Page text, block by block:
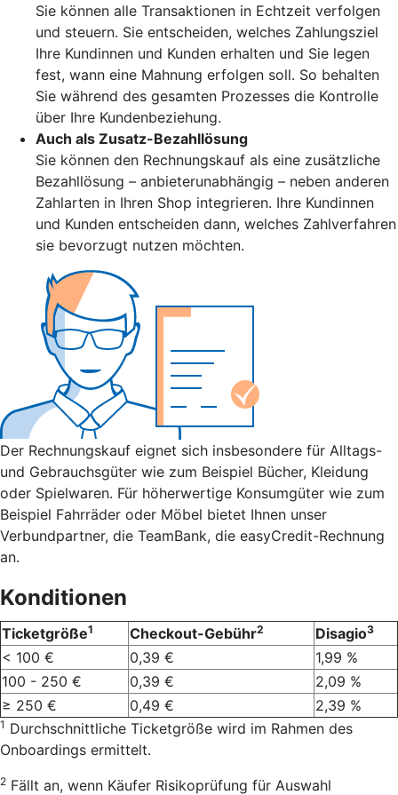
Sie können alle Transaktionen in Echtzeit verfolgen
und steuern. Sie entscheiden, welches Zahlungsziel
Ihre Kundinnen und Kunden erhalten und Sie legen
fest, wann eine Mahnung erfolgen soll. So behalten
Sie während des gesamten Prozesses die Kontrolle
über Ihre Kundenbeziehung.
Auch als Zusatz-Bezahllösung
Sie können den Rechnungskauf als eine zusätzliche
Bezahllösung – anbieterunabhängig – neben anderen
Zahlarten in Ihren Shop integrieren. Ihre Kundinnen
und Kunden entscheiden dann, welches Zahlverfahren
sie bevorzugt nutzen möchten.
Der Rechnungskauf eignet sich insbesondere für Alltags-
und Gebrauchsgüter wie zum Beispiel Bücher, Kleidung
oder Spielwaren. Für höherwertige Konsumgüter wie zum
Beispiel Fahrräder oder Möbel bietet Ihnen unser
Verbundpartner, die TeamBank, die easyCredit-Rechnung
an.
Konditionen
Ticketgröße1 Checkout-Gebühr2 Disagio3
< 100 € 0,39 €
1,99 %
100 - 250 €
0,39 €
2,09 %
≥ 250 €
0,49 € 2,39 %
1 Durchschnittliche Ticketgröße wird im Rahmen des
Onboardings ermittelt.
2 Fällt an, wenn Käufer Risikoprüfung für Auswahl